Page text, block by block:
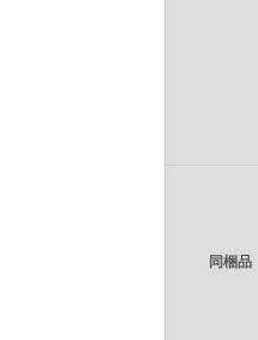
同梱品